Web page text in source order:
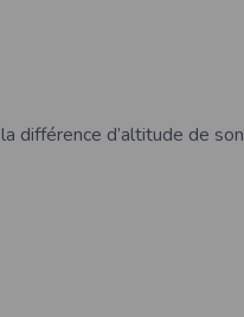
différence d’altitude de son